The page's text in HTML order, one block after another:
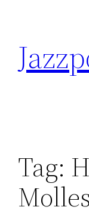
content
Tag: